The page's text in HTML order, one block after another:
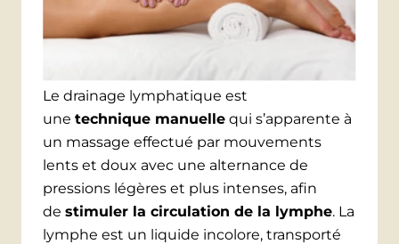
Le drainage lymphatique est
une technique manuelle qui s’apparente à
un massage effectué par mouvements
lents et doux avec une alternance de
pressions légères et plus intenses, afin
de stimuler la circulation de la lymphe. La
lymphe est un liquide incolore, transporté